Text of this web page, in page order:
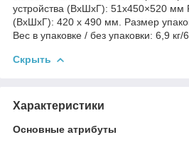
устройства (ВхШхГ): 51х450×520 мм
(ВхШхГ): 420 х 490 мм. Размер
Вес в упаковке / без упаковки: 6,9 кг/6
Скрыть
Характеристики
Основные атрибуты